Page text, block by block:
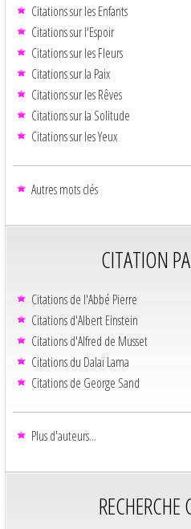
Citations sur les Enfants
Citations sur l'Espoir
Citations sur les Fleurs
Citations sur la Paix
Citations sur les Rêves
Citations sur la Solitude
Citations sur les Yeux
Autres mots clés
CITATION
Citations de l'Abbé Pierre
Citations d'Albert Einstein
Citations d'Alfred de Musset
Citations du Dalaï Lama
Citations de George Sand
Plus d'auteurs...